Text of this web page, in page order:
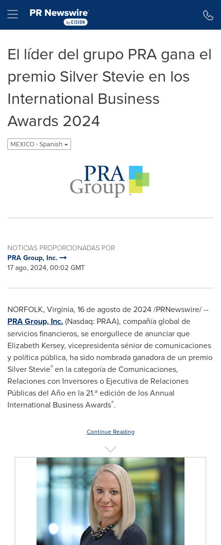
Hamburger menu
El líder del grupo PRA gana el
premio Silver Stevie en los
International Business
Awards 2024
MEXICO - Spanish
NOTICIAS PROPORCIONADAS POR
PRA Group, Inc.
17 ago, 2024, 00:02 GMT
NORFOLK, Virginia, 16 de agosto de 2024/PRNewswire/ --
PRA Group, Inc.(Nasdaq: PRAA), compañía global de
servicios financieros, se enorgullece de anunciar que
Elizabeth Kersey, vicepresidenta sénior de comunicaciones
y política pública, ha sido nombrada ganadora de un premio
Silver Stevie®en la categoría de Comunicaciones,
Relaciones con Inversores o Ejecutiva de Relaciones
Públicas del Año en la 21.ª edición de los Annual
International Business Awards®.
Continue Reading